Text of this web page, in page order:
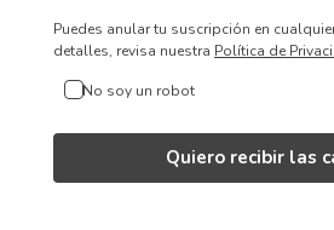
Puedes anular tu suscripción en
detalles, revisa nuestra Política de
No soy un robot
Quiero recibir las